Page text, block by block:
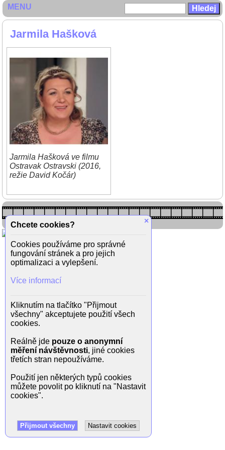
Jarmila Hašková
Jarmila Hašková ve filmu
Ostravak Ostravski (2016,
režie David Kočár)
MENU
×
Chcete cookies?
Cookies používáme pro správné
fungování stránek a pro jejich
optimalizaci a vylepšení.
Více informací
Kliknutím na tlačítko "Přijmout
všechny" akceptujete použití všech
cookies.
Reálně jde pouze o anonymní
měření návštěvnosti, jiné cookies
třetích stran nepoužíváme.
Použití jen některých typů cookies
můžete povolit po kliknutí na "Nastavit
cookies".
Přijmout všechny Nastavit cookies